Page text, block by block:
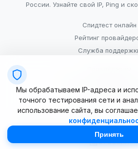
России. Узнайте свой IP, Ping и
Спидтест онлайн
Рейтинг
Служба
Условия
© 2025–2026 OpenSpeedTest (ИП
Мы обрабатываем IP-адреса и
точного тестирования сети и
использование сайта, вы
Принять